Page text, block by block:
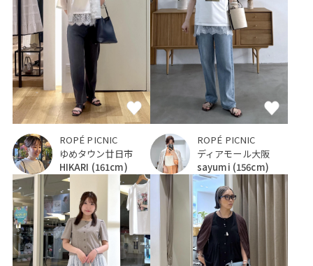
ROPÉ PICNIC
ゆめタウン廿日市
HIKARI (161cm)
ROPÉ PICNIC
ディアモール大阪
sayumi (156cm)